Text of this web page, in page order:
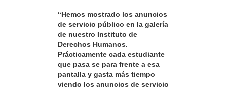
“Hemos mostrado los anuncios
de servicio público en la galería
de nuestro Instituto de
Derechos Humanos.
Prácticamente cada estudiante
que pasa se para frente a esa
pantalla y gasta más tiempo
viendo los anuncios de servicio